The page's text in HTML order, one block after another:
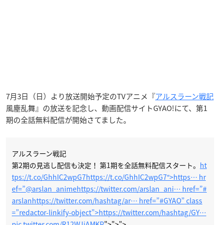
7月3日（日）より放送開始予定のTVアニメ『アルスラーン戦記
風塵乱舞』の放送を記念し、動画配信サイトGYAO!にて、第1
期の全話無料配信が開始さてました。
アルスラーン戦記
第2期の見逃し配信も決定！ 第1期を全話無料配信スタート。 ht
tps://t.co/GhhIC2wpG7https://t.co/GhhIC2wpG7″>https… hr
ef=”@arslan_animehttps://twitter.com/arslan_ani… href=”#
arslanhttps://twitter.com/hashtag/ar… href=”#GYAO” class
=”redactor-linkify-object”>https://twitter.com/hashtag/GY…